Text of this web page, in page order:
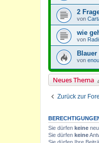
2
von
wie
von
von
Neues Thema
Zurück zur
Sie dürfen keine
Sie dürfen keine